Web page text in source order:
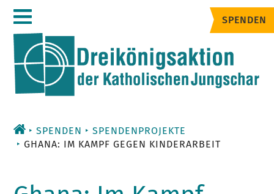
Zum
Inhalt
SPENDEN
SPENDEN
SPENDENPROJEKTE
GHANA: IM KAMPF GEGEN KINDERARBEIT